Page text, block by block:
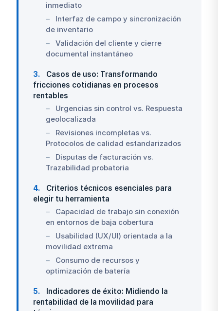
inmediato
Interfaz de campo y sincronización
de inventario
Validación del cliente y cierre
documental instantáneo
3
Casos de uso: Transformando
fricciones cotidianas en procesos
rentables
Urgencias sin control vs. Respuesta
geolocalizada
Revisiones incompletas vs.
Protocolos de calidad estandarizados
Disputas de facturación vs.
Trazabilidad probatoria
4
Criterios técnicos esenciales para
elegir tu herramienta
Capacidad de trabajo sin conexión
en entornos de baja cobertura
Usabilidad (UX/UI) orientada a la
movilidad extrema
Consumo de recursos y
optimización de batería
5
Indicadores de éxito: Midiendo la
rentabilidad de la movilidad para